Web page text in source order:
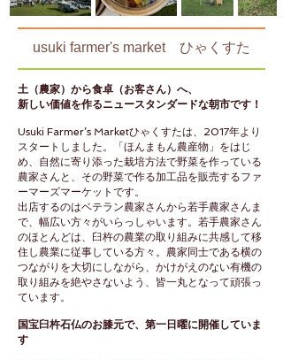
usuki farmer's market ひゃくすた
土（農家）から食卓（お客さん）へ、
新しい価値を作るニュースタンダードな朝市です！
Usuki Farmer’s Marketひゃくすたは、2017年より
スタートしました。
「ほんまもん農産物」をはじ
め、自然に寄り添った栽培方法で野菜を作っている
農家さんと、その野菜で作る加工品を販売するファ
ーマーズマーケットです。
出店するのはベテラン農家さんから若手農家さんま
で、幅広い方々がいらっしゃいます。若手農家さん
のほとんどは、臼杵の農業の取り組みに共感して移
住し農業に従事している方々。農家同士である横の
つながりを大切にしながら、かけがえのない有機の
取り組みを絶やさないよう、皆一丸となって頑張っ
ています。
国宝臼杵石仏のお膝元で、第一日曜に開催していま
す